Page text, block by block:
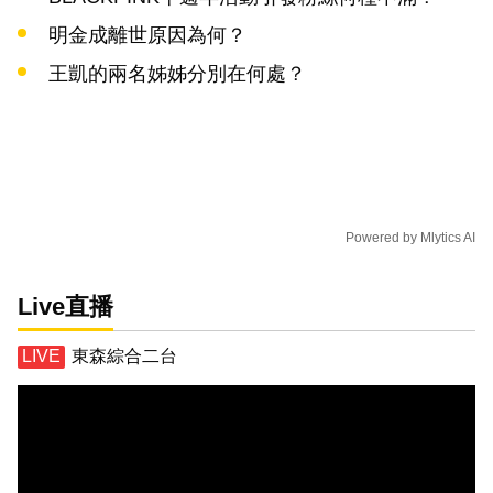
明金成離世原因為何？
王凱的兩名姊姊分別在何處？
Powered by Mlytics AI
Live直播
東森綜合二台